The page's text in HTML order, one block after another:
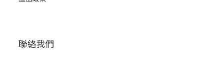
聯絡我們